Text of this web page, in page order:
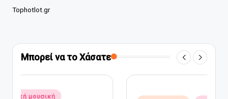
Tophotlot.gr
Μπορεί να το Χάσατε